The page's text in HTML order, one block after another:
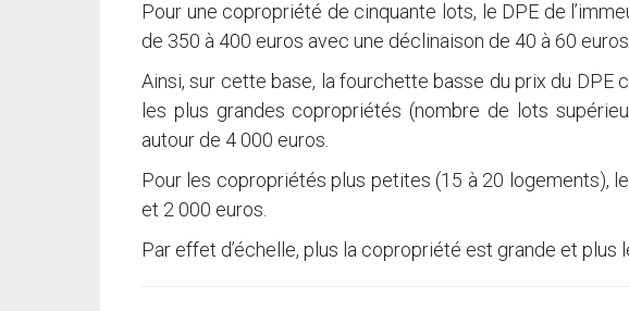
Pour une copropriété de cinquante lots, le DPE de
de 350 à 400 euros avec une déclinaison de 40 à 60
Ainsi, sur cette base, la fourchette basse du prix du
les plus grandes copropriétés (nombre de lots
autour de 4 000 euros.
Pour les copropriétés plus petites (15 à 20 logements),
et 2 000 euros.
Par effet d’échelle, plus la copropriété est grande et plus